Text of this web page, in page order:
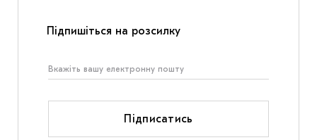
Підпишіться на розсилку
Підписатись